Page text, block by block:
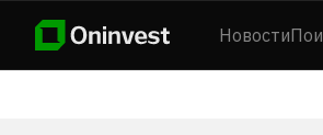
Новости